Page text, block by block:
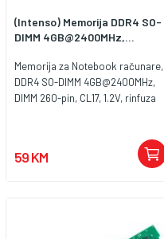
(Intenso) Memorija DDR4 SO-
DIMM 4GB@2400MHz,...
Memorija za Notebook računare,
DDR4 SO-DIMM 4GB@2400MHz,
DIMM 260-pin, CL17, 1.2V, rinfuza
59 KM